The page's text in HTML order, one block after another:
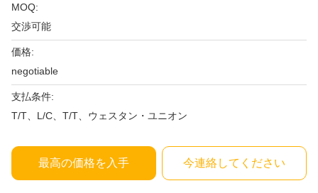
MOQ:
交渉可能
価格:
negotiable
支払条件:
T/T、L/C、T/T、ウェスタン・ユニオン
最高の価格を入手 今連絡してください